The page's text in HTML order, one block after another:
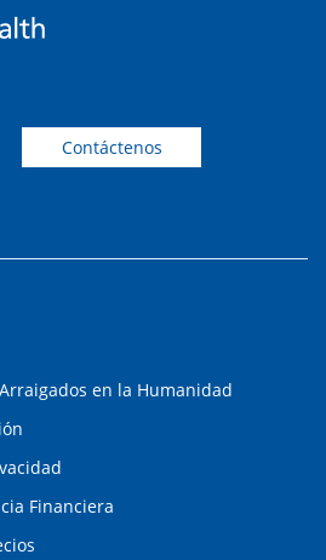
Contáctenos
en la Humanidad
Financiera